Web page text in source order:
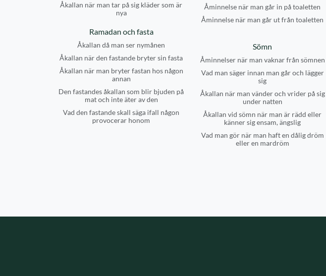
Åkallan när man tar på sig kläder som är
nya
Åminnelse när man går in på toaletten
Åminnelse när man går ut från toaletten
Ramadan och fasta
Åkallan då man ser nymånen
Åkallan när den fastande bryter sin fasta
Åkallan när man bryter fastan hos någon
annan
Den fastandes åkallan som blir bjuden på
mat och inte äter av den
Vad den fastande skall säga ifall någon
provocerar honom
Sömn
Åminnelser när man vaknar från sömnen
Vad man säger innan man går och lägger
sig
Åkallan när man vänder och vrider på sig
under natten
Åkallan vid sömn när man är rädd eller
känner sig ensam, ängslig
Vad man gör när man haft en dålig dröm
eller en mardröm